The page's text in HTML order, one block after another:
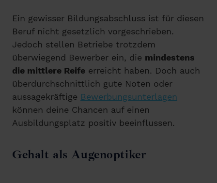
Ein gewisser Bildungsabschluss ist für diesen
Beruf nicht gesetzlich vorgeschrieben.
Jedoch stellen Betriebe trotzdem
überwiegend Bewerber ein, die mindestens
die mittlere Reife erreicht haben. Doch auch
überdurchschnittlich gute Noten oder
aussagekräftige Bewerbungsunterlagen
können deine Chancen auf einen
Ausbildungsplatz positiv beeinflussen.
Gehalt als Augenoptiker